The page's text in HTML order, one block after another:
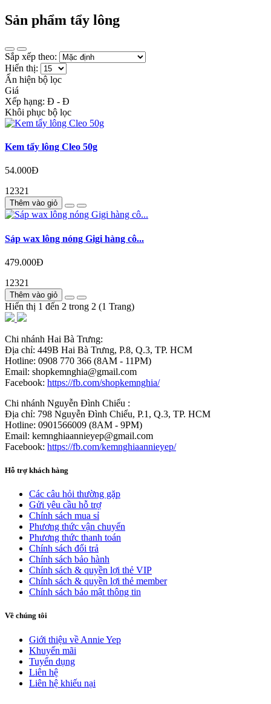
Sản phẩm tẩy lông
Sắp xếp theo:
Hiển thị:
Ẩn hiện bộ lọc
Giá
Xếp hạng: Đ - Đ
Khôi phục bộ lọc
Kem tẩy lông Cleo 50g
54.000Đ
12321
Thêm vào giỏ
Sáp wax lông nóng Gigi hàng cô...
479.000Đ
12321
Thêm vào giỏ
Hiển thị 1 đến 2 trong 2 (1 Trang)
Chi nhánh Hai Bà Trưng:
Địa chỉ: 449B Hai Bà Trưng, P.8, Q.3, TP. HCM
Hotline: 0908 770 366 (8AM - 11PM)
Email: shopkemnghia@gmail.com
Facebook: https://fb.com/shopkemnghia/
Chi nhánh Nguyễn Đình Chiểu :
Địa chỉ: 798 Nguyễn Đình Chiểu, P.1, Q.3, TP. HCM
Hotline: 0901566009 (8AM - 9PM)
Email: kemnghiaannieyep@gmail.com
Facebook: https://fb.com/kemnghiaannieyep/
Hỗ trợ khách hàng
Các câu hỏi thường gặp
Gửi yêu cầu hỗ trợ
Chính sách mua sỉ
Phương thức vận chuyển
Phương thức thanh toán
Chính sách đổi trả
Chính sách bảo hành
Chính sách & quyền lợi thẻ VIP
Chính sách & quyền lợi thẻ member
Chính sách bảo mật thông tin
Về chúng tôi
Giới thiệu về Annie Yep
Khuyến mãi
Tuyển dụng
Liên hệ
Liên hệ khiếu nại